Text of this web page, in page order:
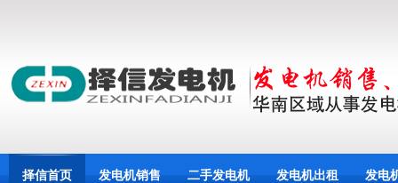
择信首页 发电机销售 二手发电机 发电机出租 发电